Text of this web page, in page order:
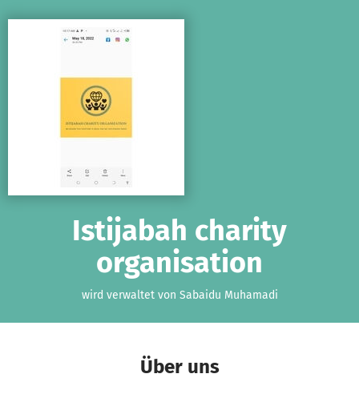
Istijabah charity
organisation
wird verwaltet von Sabaidu Muhamadi
Über uns